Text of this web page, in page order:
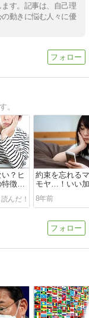
す。記事は、自己理
動きに悩む人々に優
。
？ヒ
徴４
約束を忘れる
モヤ…！いい
への対処法
8年前